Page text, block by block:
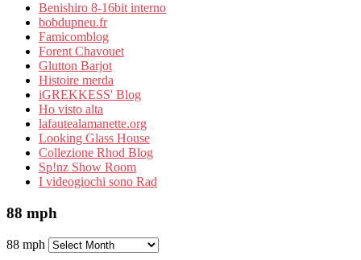
Benishiro 8-16bit interno
bobdupneu.fr
Famicomblog
Forent Chavouet
Glutton Barjot
Histoire merda
iGREKKESS' Blog
Ho visto alta
lafautealamanette.org
Looking Glass House
Collezione Rhod Blog
Sp!nz Show Room
I videogiochi sono Rad
88 mph
88 mph